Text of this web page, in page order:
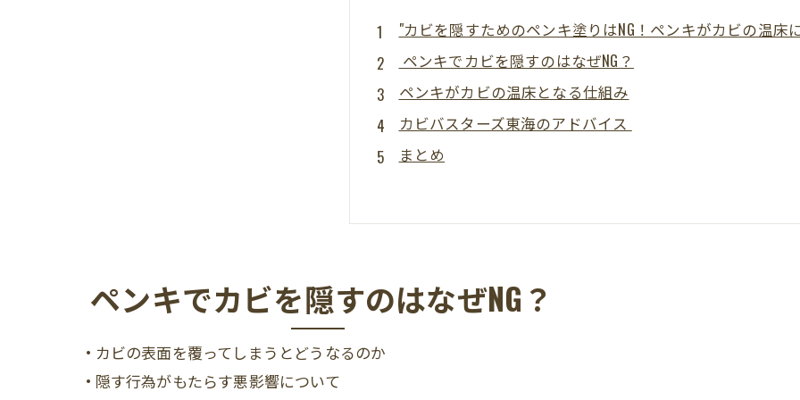
"カビを隠すためのペンキ塗りはNG！ペンキがカビの温床
ペンキでカビを隠すのはなぜNG？
ペンキがカビの温床となる仕組み
カビバスターズ東海のアドバイス
まとめ
ペンキでカビを隠すのはなぜNG？
• カビの表面を覆ってしまうとどうなるのか
• 隠す行為がもたらす悪影響について